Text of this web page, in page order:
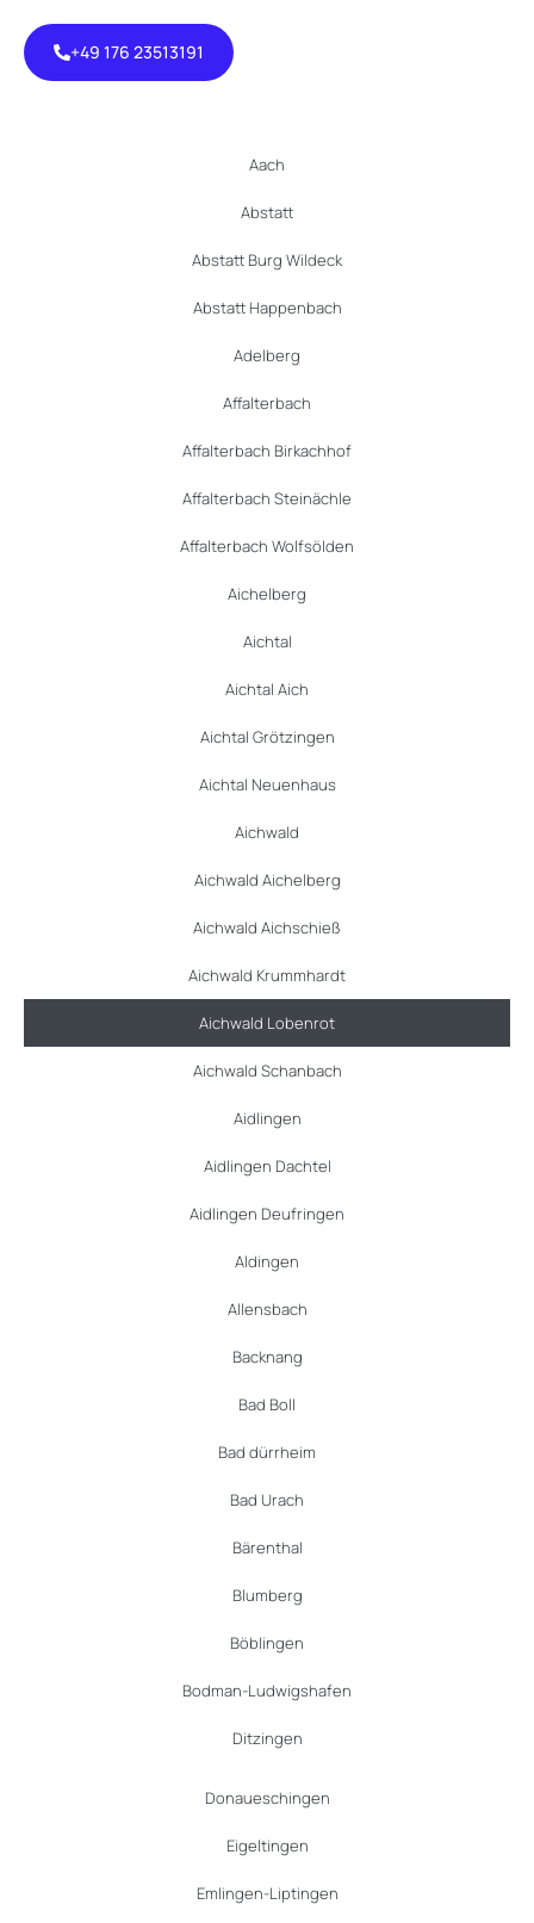
+49 176 23513191
Aach
Abstatt
Abstatt Burg Wildeck
Abstatt Happenbach
Adelberg
Affalterbach
Affalterbach Birkachhof
Affalterbach Steinächle
Affalterbach Wolfsölden
Aichelberg
Aichtal
Aichtal Aich
Aichtal Grötzingen
Aichtal Neuenhaus
Aichwald
Aichwald Aichelberg
Aichwald Aichschieß
Aichwald Krummhardt
Aichwald Lobenrot
Aichwald Schanbach
Aidlingen
Aidlingen Dachtel
Aidlingen Deufringen
Aldingen
Allensbach
Backnang
Bad Boll
Bad dürrheim
Bad Urach
Bärenthal
Blumberg
Böblingen
Bodman-Ludwigshafen
Ditzingen
Donaueschingen
Eigeltingen
Emlingen-Liptingen